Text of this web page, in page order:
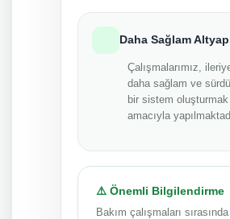
Daha Sağlam
Çalışmalarımız,
daha sağlam ve
bir sistem oluşturmak
amacıyla
⚠️ Önemli Bilgilendirme
Bakım çalışmaları sırasında